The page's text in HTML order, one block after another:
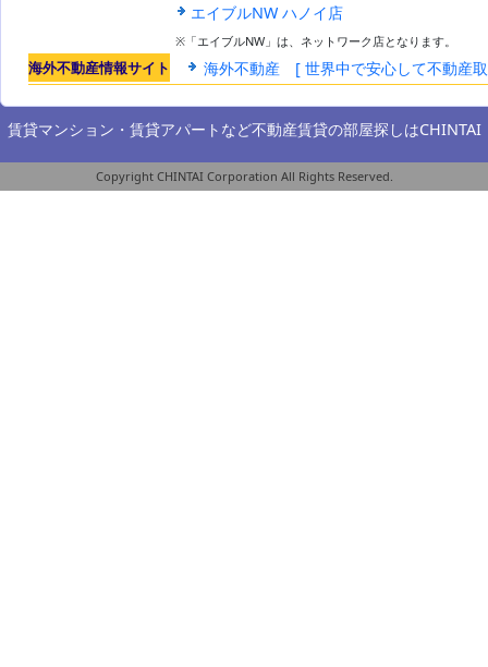
エイブルNW ハノイ店
※「エイブルNW」は、ネットワーク店となります。
海外不動産情報サイト 海外不動産 [ 世界中で安心して不動産
賃貸マンション・賃貸アパートなど不動産賃貸の部屋探しはCHINTAI
Copyright CHINTAI Corporation All Rights Reserved.